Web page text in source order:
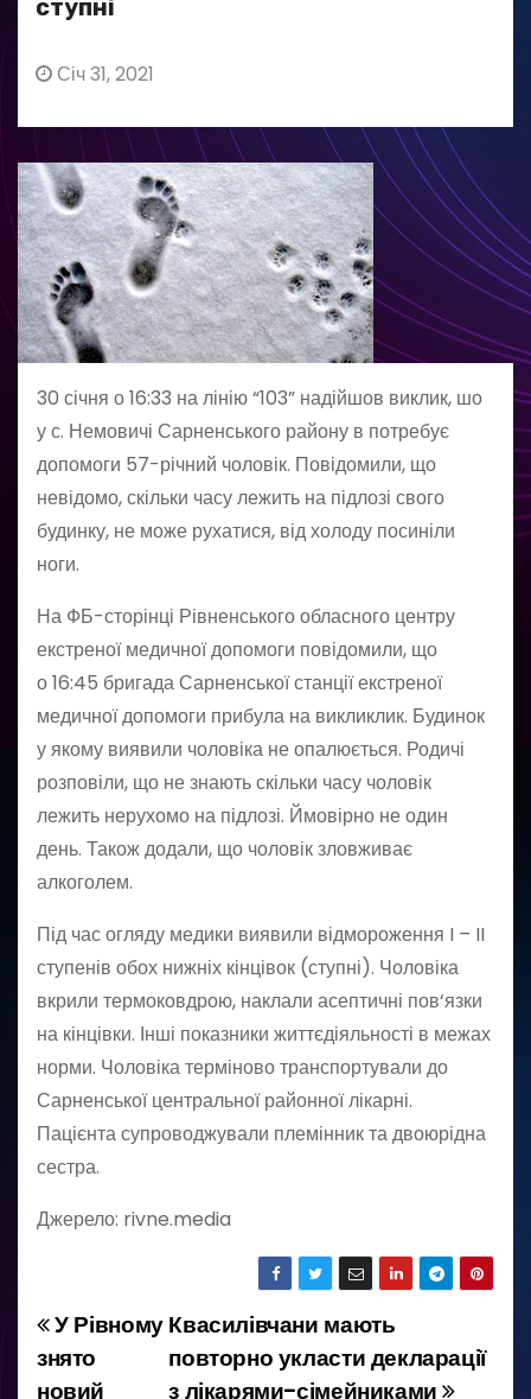
ступні
Січ 31, 2021
30 січня о 16:33 на лінію “103” надійшов виклик, шо
у с. Немовичі Сарненського району в потребує
допомоги 57-річний чоловік. Повідомили, що
невідомо, скільки часу лежить на підлозі свого
будинку, не може рухатися, від холоду посиніли
ноги.
На ФБ-сторінці Рівненського обласного центру
екстреної медичної допомоги повідомили, що
о 16:45 бригада Сарненської станції екстреної
медичної допомоги прибула на викликлик. Будинок
у якому виявили чоловіка не опалюється. Родичі
розповіли, що не знають скільки часу чоловік
лежить нерухомо на підлозі. Ймовірно не один
день. Також додали, що чоловік зловживає
алкоголем.
Під час огляду медики виявили відмороження I – II
ступенів обох нижніх кінцівок (ступні). Чоловіка
вкрили термоковдрою, наклали асептичні пов‘язки
на кінцівки. Інші показники життєдіяльності в межах
норми. Чоловіка терміново транспортували до
Сарненської центральної районної лікарні.
Пацієнта супроводжували племінник та двоюрідна
сестра.
Джерело: rivne.media
Н
а
Квасилівчани мають
повторно укласти декларації
з лікарями-сімейниками
У Рівному
знято
новий